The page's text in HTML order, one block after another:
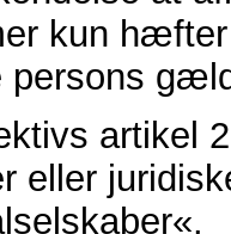
kun
persons
artikel
eller